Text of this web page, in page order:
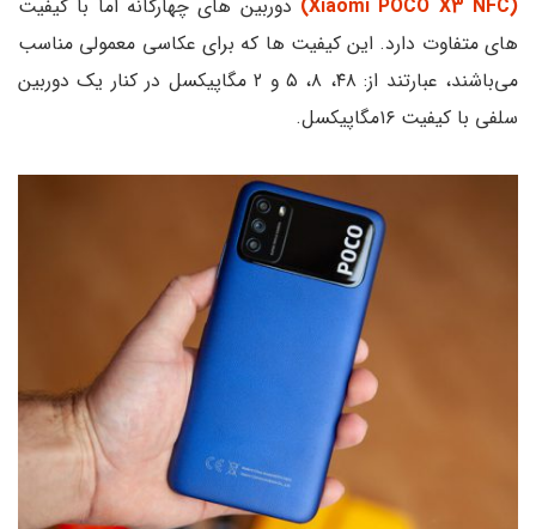
(Xiaomi POCO X3 NFC)
دوربین های چهارگانه اما با کیفیت
های متفاوت دارد. این کیفیت ها که برای عکاسی معمولی مناسب
می‌باشند، عبارتند از: ۴۸، ۸، ۵ و ۲ مگاپیکسل در کنار یک دوربین
سلفی با کیفیت ۱۶مگاپیکسل.